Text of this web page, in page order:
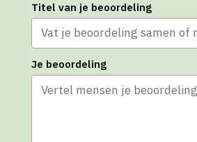
Titel van je beoordeling
Je beoordeling